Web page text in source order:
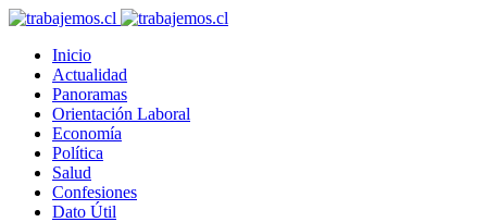
Inicio
Actualidad
Panoramas
Orientación Laboral
Economía
Política
Salud
Confesiones
Dato Útil